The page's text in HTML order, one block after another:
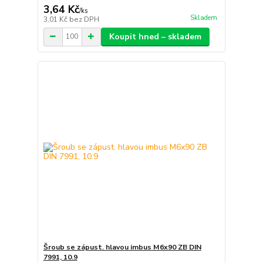
3,64 Kč/ks
3,01 Kč bez DPH Skladem
Koupit hned – skladem
Šroub se zápust. hlavou imbus M6x90 ZB DIN
7991, 10.9